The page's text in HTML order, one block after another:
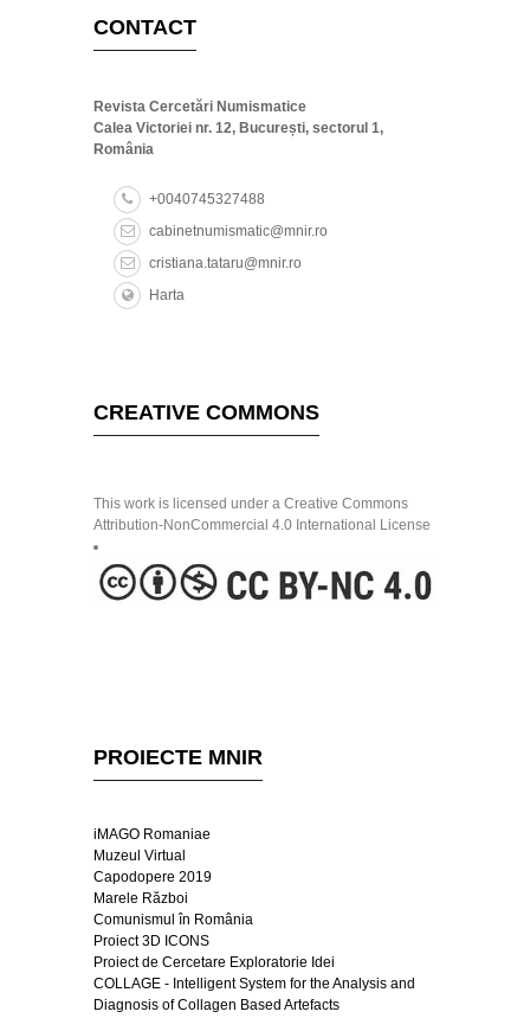
CONTACT
Revista Cercetări Numismatice
Calea Victoriei nr. 12, București, sectorul 1,
România
+0040745327488
cabinetnumismatic@mnir.ro
cristiana.tataru@mnir.ro
Harta
CREATIVE COMMONS
This work is licensed under a Creative Commons
Attribution-NonCommercial 4.0 International License
PROIECTE MNIR
iMAGO Romaniae
Muzeul Virtual
Capodopere 2019
Marele Război
Comunismul în România
Proiect 3D ICONS
Proiect de Cercetare Exploratorie Idei
COLLAGE - Intelligent System for the Analysis and
Diagnosis of Collagen Based Artefacts